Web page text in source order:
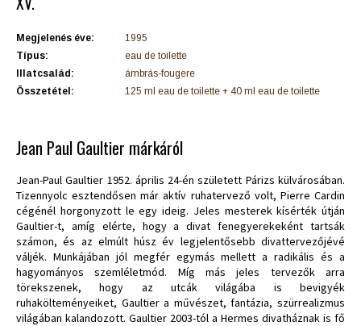
Megjelenés éve:
1995
Típus:
eau de toilette
Illatcsalád:
ámbrás-fougere
Összetétel:
125 ml eau de toilette + 40 ml eau de toilette
Jean Paul Gaultier márkáról
Jean-Paul Gaultier 1952. április 24-én született Párizs külvárosában.
Tizennyolc esztendősen már aktív ruhatervező volt, Pierre Cardin
cégénél horgonyzott le egy ideig. Jeles mesterek kísérték útján
Gaultier-t, amíg elérte, hogy a divat fenegyerekeként tartsák
számon, és az elmúlt húsz év legjelentősebb divattervezőjévé
váljék. Munkájában jól megfér egymás mellett a radikális és a
hagyományos szemléletmód. Míg más jeles tervezők arra
törekszenek, hogy az utcák világába is bevigyék
ruhakölteményeiket, Gaultier a művészet, fantázia, szürrealizmus
világában kalandozott. Gaultier 2003-tól a Hermes divatháznak is fő